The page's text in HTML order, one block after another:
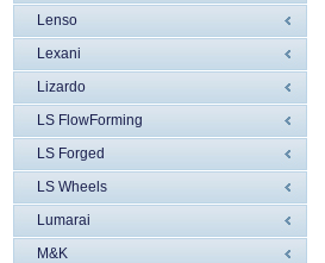
Lenso
Lexani
Lizardo
LS FlowForming
LS Forged
LS Wheels
Lumarai
M&K